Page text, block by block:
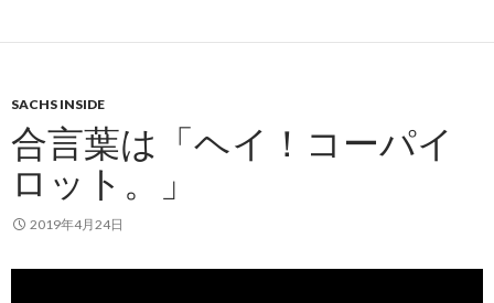
SACHS INSIDE
合言葉は「ヘイ！コーパイ
ロット。」
2019年4月24日